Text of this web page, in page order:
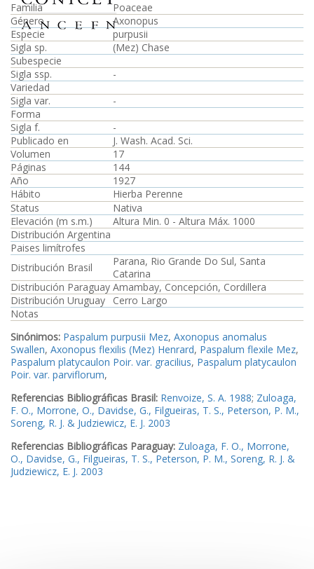
Familia
Poaceae
Género
Axonopus
Especie
purpusii
Sigla sp.
(Mez) Chase
Subespecie
Sigla ssp.
-
Variedad
Sigla var.
-
Forma
Sigla f.
-
Publicado en
J. Wash. Acad. Sci.
Volumen
17
Páginas
144
Año
1927
Hábito
Hierba Perenne
Status
Nativa
Elevación (m s.m.)
Altura Min. 0 - Altura Máx. 1000
Distribución Argentina
Paises limítrofes
Distribución Brasil
Parana, Rio Grande Do Sul, Santa
Catarina
Distribución Paraguay Amambay, Concepción, Cordillera
Distribución Uruguay
Cerro Largo
Notas
Sinónimos: Paspalum purpusii Mez, Axonopus anomalus
Swallen, Axonopus flexilis (Mez) Henrard, Paspalum flexile Mez,
Paspalum platycaulon Poir. var. gracilius, Paspalum platycaulon
Poir. var. parviflorum,
Referencias Bibliográficas Brasil: Renvoize, S. A. 1988; Zuloaga,
F. O., Morrone, O., Davidse, G., Filgueiras, T. S., Peterson, P. M.,
Soreng, R. J. & Judziewicz, E. J. 2003
Referencias Bibliográficas Paraguay: Zuloaga, F. O., Morrone,
O., Davidse, G., Filgueiras, T. S., Peterson, P. M., Soreng, R. J. &
Judziewicz, E. J. 2003